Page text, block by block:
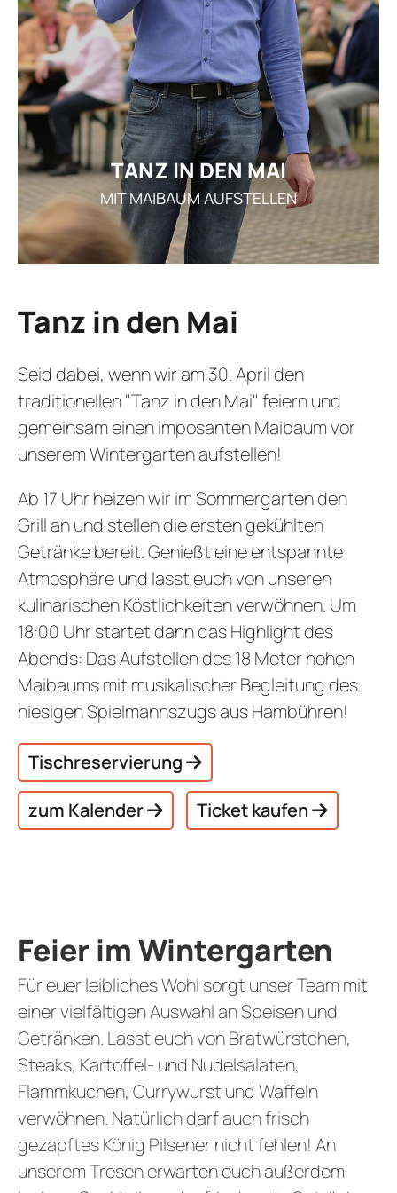
TANZ IN DEN MAI
MIT MAIBAUM AUFSTELLEN
Tanz in den Mai
Seid dabei, wenn wir am 30. April den
traditionellen "Tanz in den Mai" feiern und
gemeinsam einen imposanten Maibaum vor
unserem Wintergarten aufstellen!
Ab 17 Uhr heizen wir im Sommergarten den
Grill an und stellen die ersten gekühlten
Getränke bereit. Genießt eine entspannte
Atmosphäre und lasst euch von unseren
kulinarischen Köstlichkeiten verwöhnen. Um
18:00 Uhr startet dann das Highlight des
Abends: Das Aufstellen des 18 Meter hohen
Maibaums mit musikalischer Begleitung des
hiesigen Spielmannszugs aus Hambühren!
Tischreservierung
zum Kalender
Ticket kaufen
Feier im Wintergarten
Für euer leibliches Wohl sorgt unser Team mit
einer vielfältigen Auswahl an Speisen und
Getränken. Lasst euch von Bratwürstchen,
Steaks, Kartoffel- und Nudelsalaten,
Flammkuchen, Currywurst und Waffeln
verwöhnen. Natürlich darf auch frisch
gezapftes König Pilsener nicht fehlen! An
unserem Tresen erwarten euch außerdem